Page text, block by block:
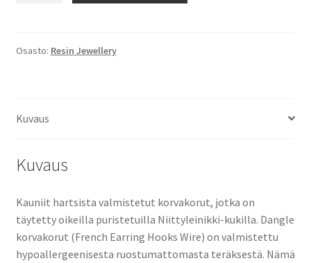
Osasto: Resin Jewellery
Kuvaus
Kuvaus
Kauniit hartsista valmistetut korvakorut, jotka on
täytetty oikeilla puristetuilla Niittyleinikki-kukilla. Dangle
korvakorut (French Earring Hooks Wire) on valmistettu
hypoallergeenisesta ruostumattomasta teräksestä. Nämä